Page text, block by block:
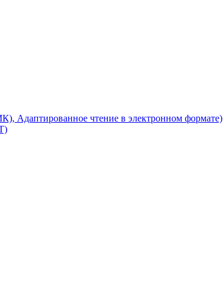
Адаптированное чтение в электронном формате)